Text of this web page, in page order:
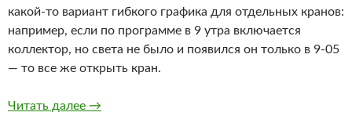
какой-то вариант гибкого графика для отдельных кранов:
например, если по программе в 9 утра включается
коллектор, но света не было и появился он только в 9-05
— то все же открыть кран.
Читать далее Краны с сервоприводом: год спустя
→